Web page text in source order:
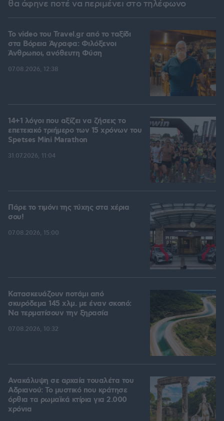
θα άφηνε ποτέ να περιμένει στο τηλέφωνο
To video του Travel.gr από το ταξίδι
στα Βόρεια Άγραφα: Φιλόξενοι
Άνθρωποι, ανόθευτη Φύση
07.08.2026, 12:38
14+1 λόγοι που αξίζει να ζήσεις το
επετειακό τριήμερο των 15 χρόνων του
Spetses Mini Marathon
31.07.2026, 11:04
Πάρε το τιμόνι της τύχης στα χέρια
σου!
07.08.2026, 15:00
Κατασκευάζουν ποτάμι από
σκυρόδεμα 145 χλμ. με έναν σκοπό:
Να τερματίσουν την ξηρασία
07.08.2026, 10:32
Ανακάλυψη σε αρχαία τουαλέτα του
Αδριανού: Το μυστικό που κράτησε
όρθια τα ρωμαϊκά κτίρια για 2.000
χρόνια